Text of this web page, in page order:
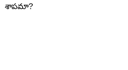
శాపమా?